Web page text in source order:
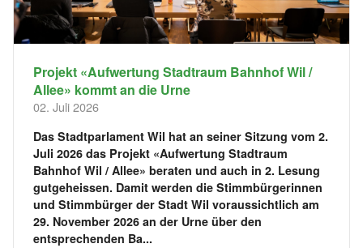
Projekt «Aufwertung Stadtraum Bahnhof Wil /
Allee» kommt an die Urne
02. Juli 2026
Das Stadtparlament Wil hat an seiner Sitzung vom 2.
Juli 2026 das Projekt «Aufwertung Stadtraum
Bahnhof Wil / Allee» beraten und auch in 2. Lesung
gutgeheissen. Damit werden die Stimmbürgerinnen
und Stimmbürger der Stadt Wil voraussichtlich am
29. November 2026 an der Urne über den
entsprechenden Ba...